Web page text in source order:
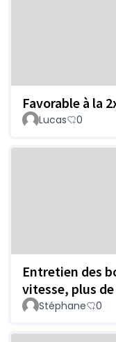
Favorable à la
Lucas 0
Entretien des
vitesse, plus
Stéphane 0